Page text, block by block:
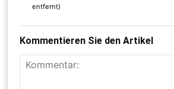
entfernt)
Kommentieren Sie den Artikel